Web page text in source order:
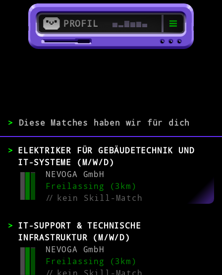
PROFIL
>
ERFAHRUNG
0-1 2-5 >5
> Diese Matches haben wir für dich
ELEKTRIKER FÜR GEBÄUDETECHNIK UND
IT-SYSTEME (M/W/D)
NEVOGA GmbH
Freilassing (3km)
//kein Skill-Match
IT-SUPPORT & TECHNISCHE
INFRASTRUKTUR (M/W/D)
NEVOGA GmbH
Freilassing (3km)